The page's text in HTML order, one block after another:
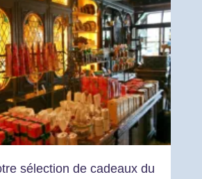
sélection de cadeaux du